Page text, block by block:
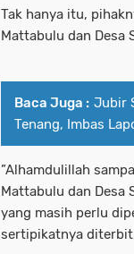
Tak hanya itu,
Mattabulu dan Desa
Baca Juga : Jubir
Tenang, Imbas
”Alhamdulillah
Mattabulu dan Desa
yang masih perlu
sertipikatnya